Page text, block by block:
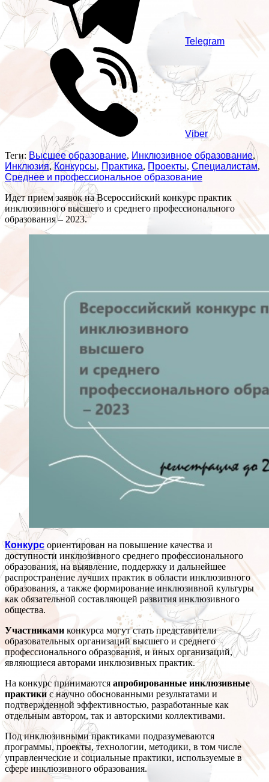
Telegram
Viber
Теги: Высшее образование, Инклюзивное образование,
Инклюзия,Конкурсы, Практика, Проекты, Специалистам,
Среднее и профессиональное образование
Идет прием заявок на Всероссийский конкурс практик
инклюзивного высшего и среднего профессионального
образования – 2023.
Конкурс ориентирован на повышение качества и
доступности инклюзивного среднего профессионального
образования, на выявление, поддержку и дальнейшее
распространение лучших практик в области инклюзивного
образования, а также формирование инклюзивной культуры
как обязательной составляющей развития инклюзивного
общества.
Участниками конкурса могут стать представители
образовательных организаций высшего и среднего
профессионального образования, и иных организаций,
являющиеся авторами инклюзивных практик.
На конкурс принимаются апробированные инклюзивные
практики с научно обоснованными результатами и
подтвержденной эффективностью, разработанные как
отдельным автором, так и авторскими коллективами.
Под инклюзивными практиками подразумеваются
программы, проекты, технологии, методики, в том числе
управленческие и социальные практики, используемые в
сфере инклюзивного образования.